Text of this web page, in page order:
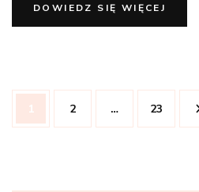
DOWIEDZ SIĘ WIĘCEJ
Stronicowanie
wpisów
Strona
1 Strona
2 … Strona
23